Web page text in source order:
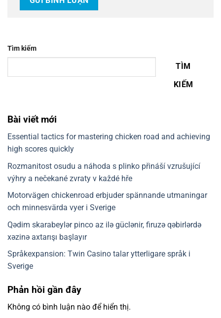
Tìm kiếm
TÌM
KIẾM
Bài viết mới
Essential tactics for mastering chicken road and achieving
high scores quickly
Rozmanitost osudu a náhoda s plinko přináší vzrušující
výhry a nečekané zvraty v každé hře
Motorvägen chickenroad erbjuder spännande utmaningar
och minnesvärda vyer i Sverige
Qədim skarabeylər pinco az ilə güclənir, firuzə qəbirlərdə
xəzinə axtarışı başlayır
Språkexpansion: Twin Casino talar ytterligare språk i
Sverige
Phản hồi gần đây
Không có bình luận nào để hiển thị.